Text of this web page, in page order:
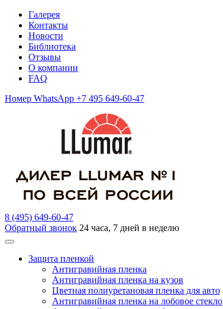
Галерея
Контакты
Новости
Библиотека
Отзывы
О компании
FAQ
Номер WhatsApp +7 495 649-60-47
8 (495) 649-60-47
Обратный звонок 24 часа, 7 дней в неделю
Защита пленкой
Антигравийная пленка
Антигравийная пленка на кузов
Цветная полиуретановая пленка для авто
Антигравийная пленка на лобовое стекло